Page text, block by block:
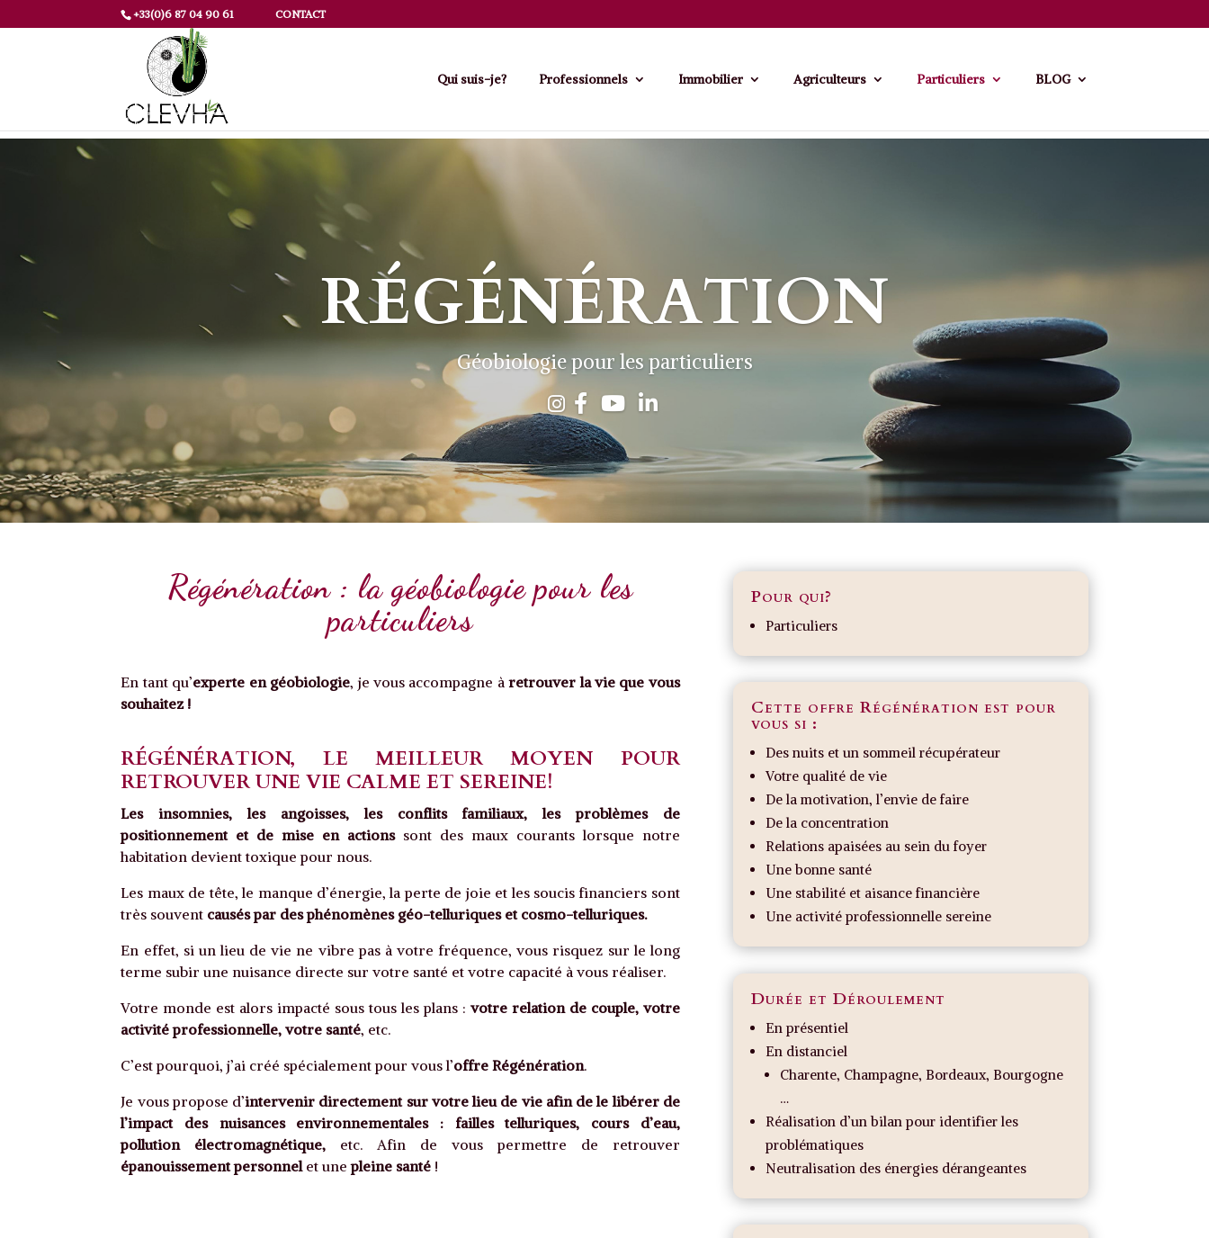
+33(0)6 87 04 90 61 CONTACT
Qui suis-je? Professionnels Immobilier Agriculteurs Particuliers BLOG
RÉGÉNÉRATION
Géobiologie pour les particuliers
Régénération : la géobiologie pour les
particuliers
En tant qu’experte en géobiologie, je vous accompagne àretrouver la vie que vous
souhaitez !
RÉGÉNÉRATION, LE MEILLEUR MOYEN POUR
RETROUVER UNE VIE CALME ET SEREINE!
Les insomnies, les angoisses, les conflits familiaux, les problèmes de
positionnement et de mise en actionssont des maux courants lorsque notre
habitation devient toxique pour nous.
Les maux de tête, le manque d’énergie, la perte de joie et les soucis financiers sont
très souvent causés par des phénomènes géo-telluriques et cosmo-telluriques.
En effet, si un lieu de vie ne vibre pas à votre fréquence, vous risquez sur le long
terme subir une nuisance directe sur votre santé et votre capacité à vous réaliser.
Votre monde est alors impacté sous tous les plans :votre relation de couple, votre
activité professionnelle, votre santé, etc.
C’est pourquoi, j’ai créé spécialement pour vous l’offre Régénération.
Je vous propose d’intervenir directement sur votre lieu de vie afin de le libérer de
l’impact des nuisances environnementales : failles telluriques, cours d’eau,
pollution électromagnétique, etc. Afin de vous permettre de retrouver
épanouissement personnelet une pleine santé !
Pour qui?
Particuliers
Cette offre Régénération est pour
vous si :
Des nuits et un sommeil récupérateur
Votre qualité de vie
De la motivation, l’envie de faire
De la concentration
Relations apaisées au sein du foyer
Une bonne santé
Une stabilité et aisance financière
Une activité professionnelle sereine
Durée et Déroulement
En présentiel
En distanciel
Charente, Champagne, Bordeaux, Bourgogne
…
Réalisation d’un bilan pour identifier les
problématiques
Neutralisation des énergies dérangeantes